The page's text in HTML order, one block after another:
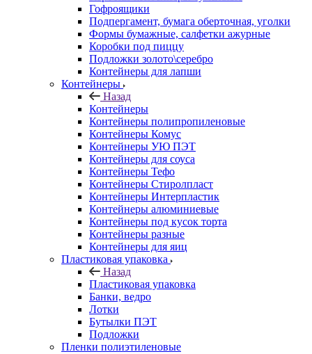
Гофроящики
Подпергамент, бумага оберточная, уголки
Формы бумажные, салфетки ажурные
Коробки под пиццу
Подложки золото\серебро
Контейнеры для лапши
Контейнеры
Назад
Контейнеры
Контейнеры полипропиленовые
Контейнеры Комус
Контейнеры УЮ ПЭТ
Контейнеры для соуса
Контейнеры Тефо
Контейнеры Стиролпласт
Контейнеры Интерпластик
Контейнеры алюминиевые
Контейнеры под кусок торта
Контейнеры разные
Контейнеры для яиц
Пластиковая упаковка
Назад
Пластиковая упаковка
Банки, ведро
Лотки
Бутылки ПЭТ
Подложки
Пленки полиэтиленовые